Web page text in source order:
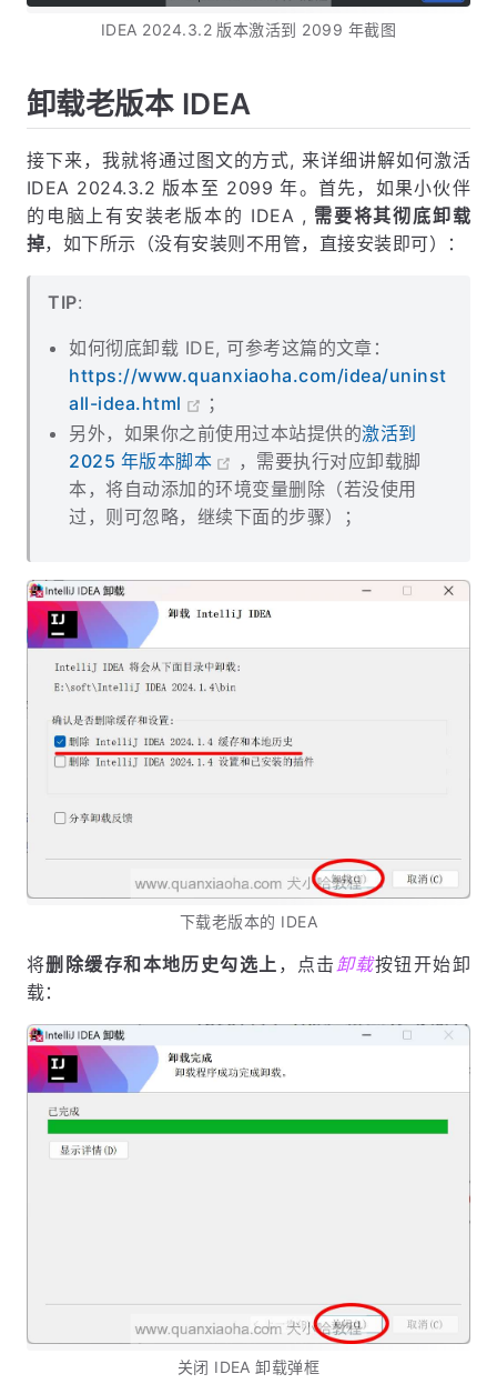
IDEA 2024.3.2 版本激活到 2099 年截图
卸载老版本 IDEA
接下来，我就将通过图文的方式, 来详细讲解如何激活
IDEA 2024.3.2 版本至 2099 年。首先，如果小伙伴
的电脑上有安装老版本的 IDEA , 需要将其彻底卸载
掉，如下所示（没有安装则不用管，直接安装即可）：
TIP:
如何彻底卸载 IDE, 可参考这篇的文章：
https://www.quanxiaoha.com/idea/uninst
all-idea.html
；
另外，如果你之前使用过本站提供的激活到
2025 年版本脚本
，需要执行对应卸载脚
本，将自动添加的环境变量删除（若没使用
过，则可忽略，继续下面的步骤）；
下载老版本的 IDEA
将删除缓存和本地历史勾选上 ，点击卸载按钮开始卸
载：
关闭 IDEA 卸载弹框